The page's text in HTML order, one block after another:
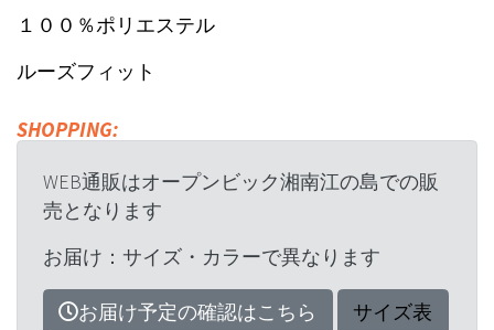
１００％ポリエステル
ルーズフィット
SHOPPING:
WEB通販はオープンビック湘南江の島での販
売となります
お届け：サイズ・カラーで異なります
お届け予定の確認はこちら
サイズ表